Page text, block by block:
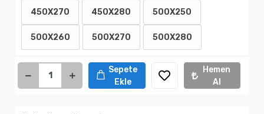
450X270 450X280 500X250
500X260 500X270 500X280
Sepete
Ekle
Hemen
Al